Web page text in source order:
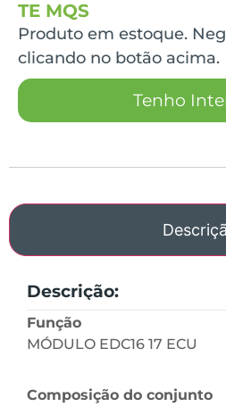
TE MQS
Produto em estoque.
clicando no botão acima.
Tenho
Descrição:
Função
MÓDULO EDC16 17 ECU
Composição do conjunto